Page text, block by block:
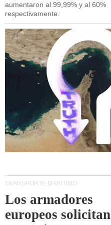
aumentaron al 99,99% y al 60%
respectivamente.
TRANSPORTE MARÍTIMO
Los armadores
europeos solicitan